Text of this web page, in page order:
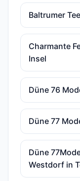
Baltrumer
Charmante
Insel
Düne 76
Düne 77
Düne
Westdorf in